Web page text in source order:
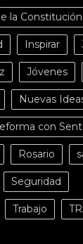
la Constitución
Inspirar
Jóvenes
Nuevas
con
Rosario
Seguridad
Trabajo